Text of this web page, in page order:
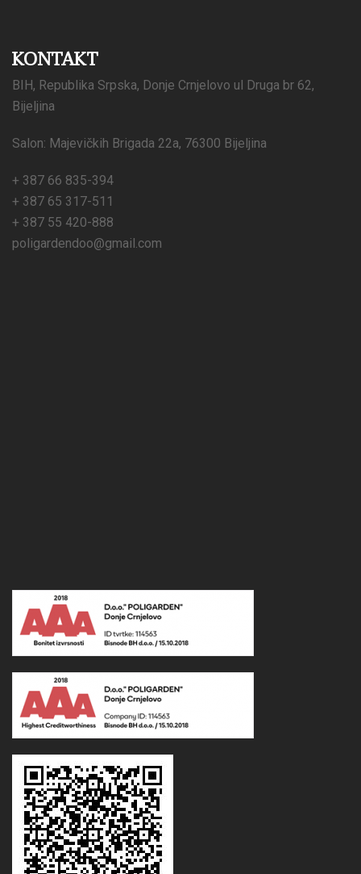
KONTAKT
BIH, Republika Srpska, Donje Crnjelovo ul Druga br 62,
Bijeljina
Salon: Majevičkih Brigada 22a, 76300 Bijeljina
+ 387 66 835-394
+ 387 65 317-511
+ 387 55 420-888
poligardendoo@gmail.com